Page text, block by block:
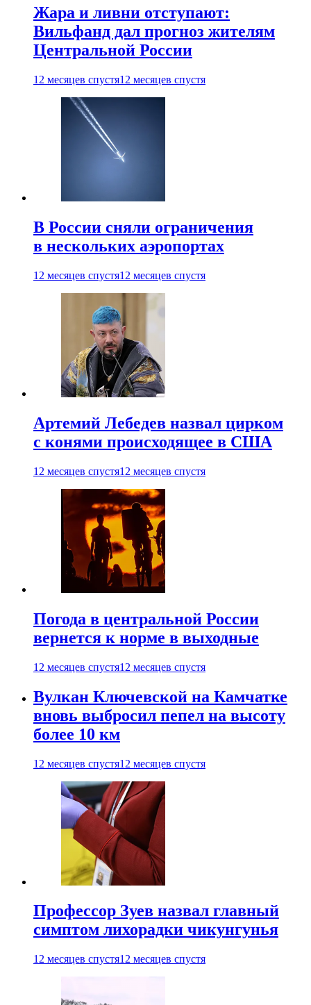
Жара и ливни отступают:
Вильфанд дал прогноз жителям
Центральной России
12 месяцев спустя12 месяцев спустя
В России сняли ограничения
в нескольких аэропортах
12 месяцев спустя12 месяцев спустя
Артемий Лебедев назвал цирком
с конями происходящее в США
12 месяцев спустя12 месяцев спустя
Погода в центральной России
вернется к норме в выходные
12 месяцев спустя12 месяцев спустя
Вулкан Ключевской на Камчатке
вновь выбросил пепел на высоту
более 10 км
12 месяцев спустя12 месяцев спустя
Профессор Зуев назвал главный
симптом лихорадки чикунгунья
12 месяцев спустя12 месяцев спустя